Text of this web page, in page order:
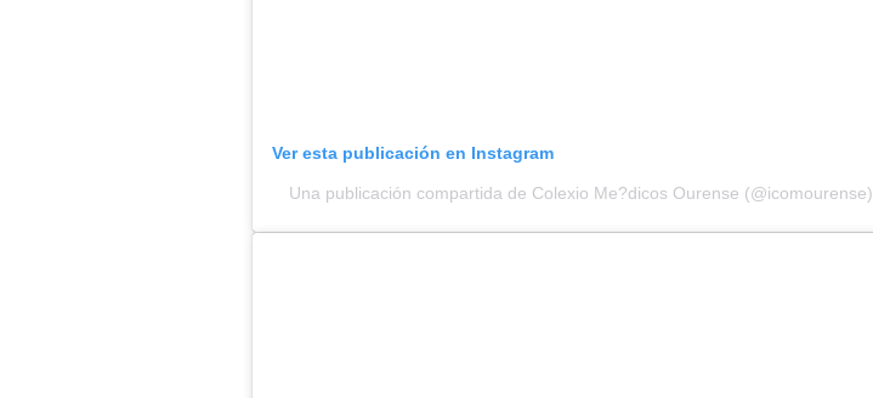
Ver esta publicación en Instagram
Una publicación compartida de Colexio Me?dicos Ourense (@icomourense)